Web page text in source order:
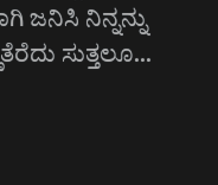
ಜನಿಸಿ ನಿನ್ನನ್ನು
ಸುತ್ತಲೂ…